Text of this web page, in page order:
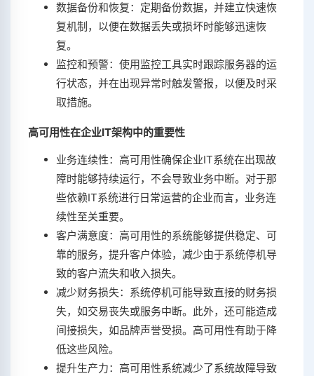
数据备份和恢复：定期备份数据，并建立快速恢
复机制，以便在数据丢失或损坏时能够迅速恢
复。
监控和预警：使用监控工具实时跟踪服务器的运
行状态，并在出现异常时触发警报，以便及时采
取措施。
高可用性在企业IT架构中的重要性
业务连续性：高可用性确保企业IT系统在出现故
障时能够持续运行，不会导致业务中断。对于那
些依赖IT系统进行日常运营的企业而言，业务连
续性至关重要。
客户满意度：高可用性的系统能够提供稳定、可
靠的服务，提升客户体验，减少由于系统停机导
致的客户流失和收入损失。
减少财务损失：系统停机可能导致直接的财务损
失，如交易丧失或服务中断。此外，还可能造成
间接损失，如品牌声誉受损。高可用性有助于降
低这些风险。
提升生产力：高可用性系统减少了系统故障导致